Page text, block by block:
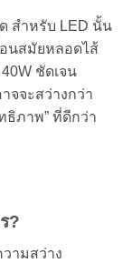
สำหรับ LED นั้น
อนสมัยหลอดไส้
ชัดเจน
จจะสว่างกว่า
ธิภาพ” ที่ดีกว่า
?
ามสว่าง